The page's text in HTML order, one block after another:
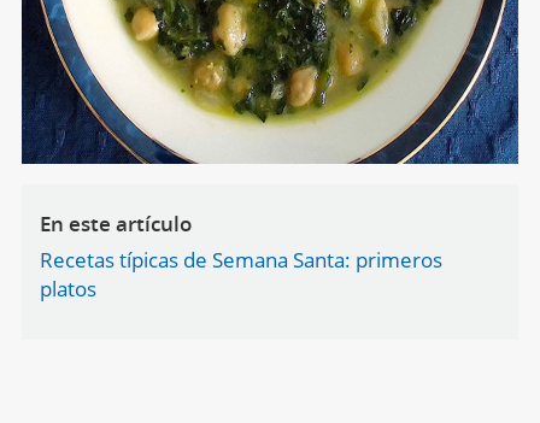
En este artículo
Recetas típicas de Semana Santa: primeros
platos